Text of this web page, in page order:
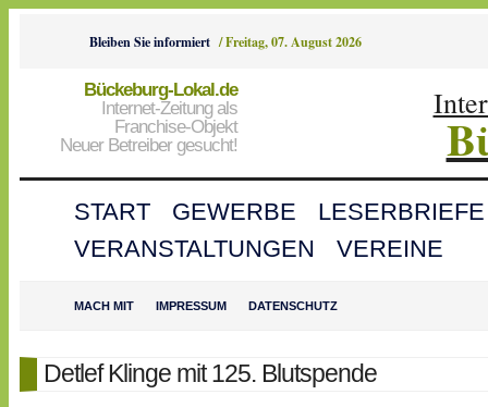
Bleiben Sie informiert /Freitag, 07. August 2026
Bückeburg-Lokal.de
Internet-Zeitung als
Franchise-Objekt
Neuer Betreiber gesucht!
START GEWERBE
LESERBRIEFE
VERANSTALTUNGEN
VEREINE
MACH MIT IMPRESSUM DATENSCHUTZ
Detlef Klinge mit 125. Blutspende